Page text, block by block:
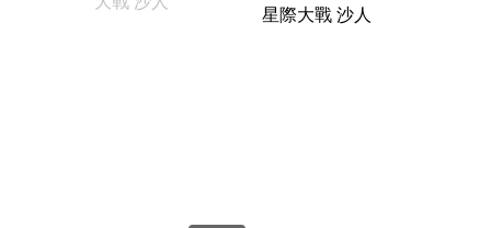
星際大戰 沙人